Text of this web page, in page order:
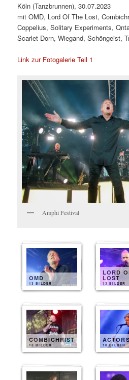
Köln (Tanzbrunnen), 30.07.2023
mit OMD, Lord Of The Lost,
Coppelius, Solitary Experiments,
Scarlet Dorn, Wiegand, Schöngeist,
Link zur Fotogalerie Teil 1
Amphi Festival
OMD
13 BILDER
LORD
LOST
13 BILDER
COMBICHRIST
13 BILDER
ACTORS
10 BILDER